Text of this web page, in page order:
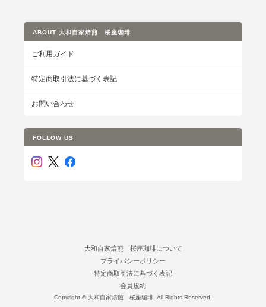
ABOUT 大和自家焙煎 桜座珈琲
ご利用ガイド
特定商取引法に基づく表記
お問い合わせ
FOLLOW US
大和自家焙煎 桜座珈琲について
プライバシーポリシー
特定商取引法に基づく表記
会員規約
Copyright © 大和自家焙煎 桜座珈琲. All Rights Reserved.